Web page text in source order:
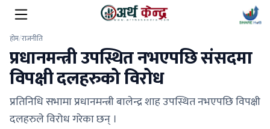
होम/राजनीति
प्रधानमन्त्री उपस्थित नभएपछि संसदमा
विपक्षी दलहरुको विरोध
प्रतिनिधि सभामा प्रधानमन्त्री बालेन्द्र शाह उपस्थित नभएपछि विपक्षी
दलहरुले विरोध गरेका छन् ।